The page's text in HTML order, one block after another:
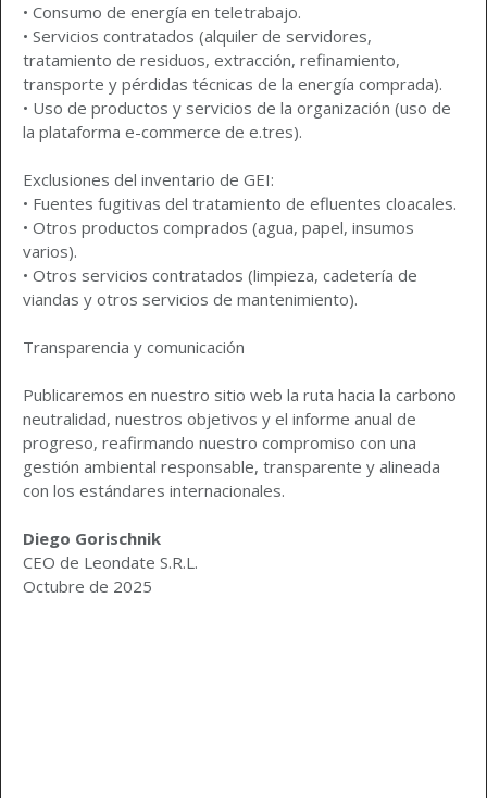
• Consumo de energía en teletrabajo.
• Servicios contratados (alquiler de servidores,
tratamiento de residuos, extracción, refinamiento,
transporte y pérdidas técnicas de la energía comprada).
• Uso de productos y servicios de la organización (uso de
la plataforma e-commerce de e.tres).
Exclusiones del inventario de GEI:
• Fuentes fugitivas del tratamiento de efluentes cloacales.
• Otros productos comprados (agua, papel, insumos
varios).
• Otros servicios contratados (limpieza, cadetería de
viandas y otros servicios de mantenimiento).
Transparencia y comunicación
Publicaremos en nuestro sitio web la ruta hacia la carbono
neutralidad, nuestros objetivos y el informe anual de
progreso, reafirmando nuestro compromiso con una
gestión ambiental responsable, transparente y alineada
con los estándares internacionales.
Diego Gorischnik
CEO de Leondate S.R.L.
Octubre de 2025